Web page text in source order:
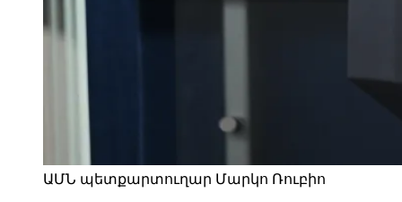
ԱՄՆ պետքարտուղար Մարկո Ռուբիո